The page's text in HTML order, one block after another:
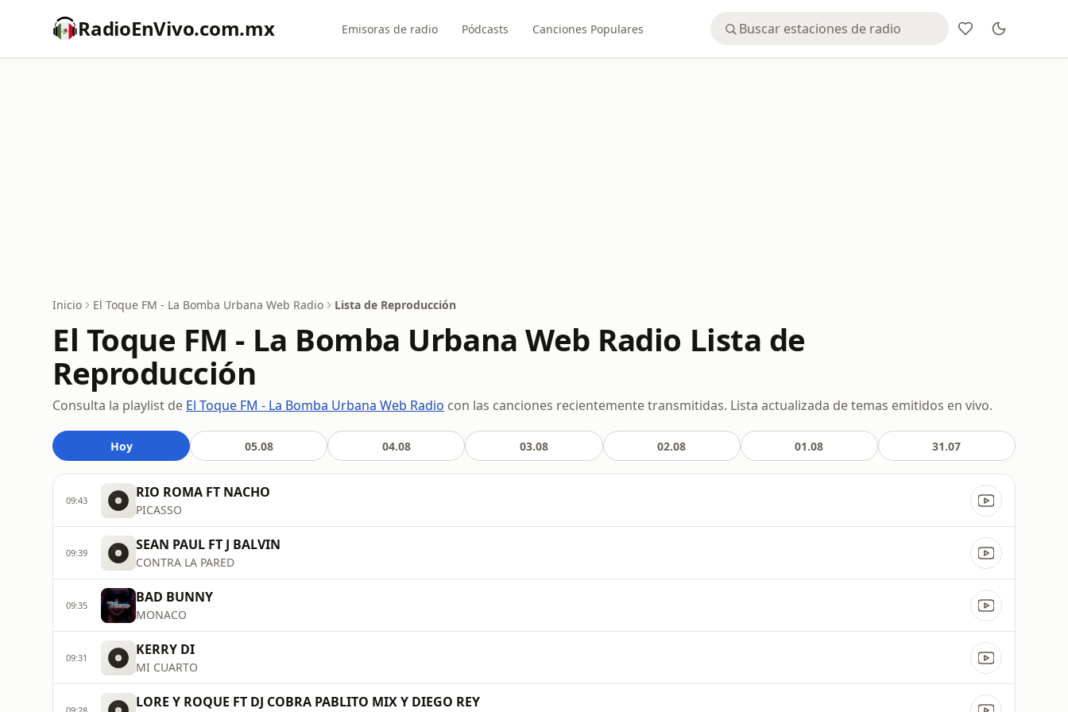
RadioEnVivo.com.mx Emisoras de radio Pódcasts Canciones Populares
Inicio El Toque FM - La Bomba Urbana Web Radio Lista de Reproducción
El Toque FM - La Bomba Urbana Web Radio Lista de
Reproducción
Consulta la playlist de El Toque FM - La Bomba Urbana Web Radio con las canciones recientemente transmitidas. Lista actualizada de temas emitidos en vivo.
Hoy 05.08 04.08 03.08 02.08 01.08 31.07
09:43 RIO ROMA FT NACHO
PICASSO
09:39 SEAN PAUL FT J BALVIN
CONTRA LA PARED
09:35 BAD BUNNY
MONACO
09:31 KERRY DI
MI CUARTO
09:28 LORE Y ROQUE FT DJ COBRA PABLITO MIX Y DIEGO REY